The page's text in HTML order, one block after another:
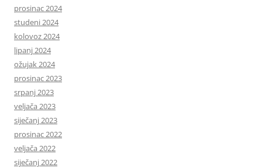
prosinac 2024
studeni 2024
kolovoz 2024
lipanj 2024
ožujak 2024
prosinac 2023
srpanj 2023
veljača 2023
siječanj 2023
prosinac 2022
veljača 2022
siječanj 2022